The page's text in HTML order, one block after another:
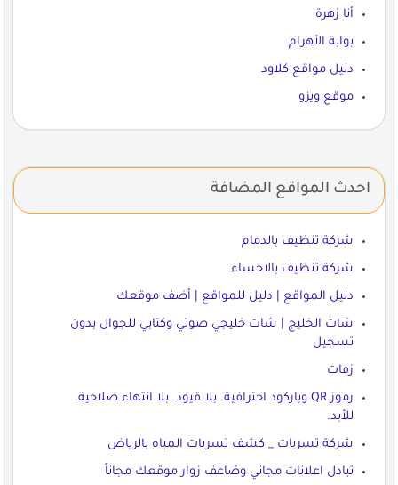
أنا زهرة
بوابة الأهرام
دليل مواقع كلاود
موقع ويزو
احدث المواقع المضافة
شركة تنظيف بالدمام
شركة تنظيف بالاحساء
دليل المواقع | دليل للمواقع | أضف موقعك
شات الخليج | شات خليجي صوتي وكتابي للجوال بدون
تسجيل
زفات
رموز QR وباركود احترافية. بلا قيود. بلا انتهاء صلاحية.
للأبد.
شركة تسربات _ كشف تسربات المباه بالرياض
تبادل اعلانات مجاني وضاعف زوار موقعك مجاناً